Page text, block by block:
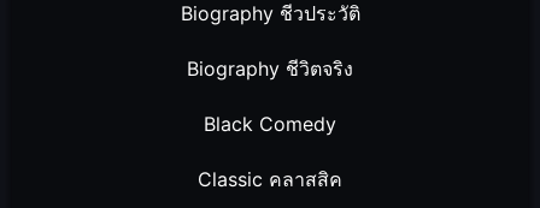
Biography ชีวประวัติ
Biography ชีวิตจริง
Black Comedy
Classic คลาสสิค